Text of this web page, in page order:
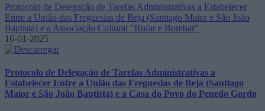
Protocolo de Delegação de Tarefas Administrativas a Estabelecer
Entre a União das Freguesias de Beja (Santiago Maior e São João
Baptista) e a Associação Cultural "Rufar e Bombar"
16-01-2025
Protocolo de Delegação de Tarefas Administrativas a
Estabelecer Entre a União das Freguesias de Beja (Santiago
Maior e São João Baptista) e a Casa do Povo do Penedo Gordo